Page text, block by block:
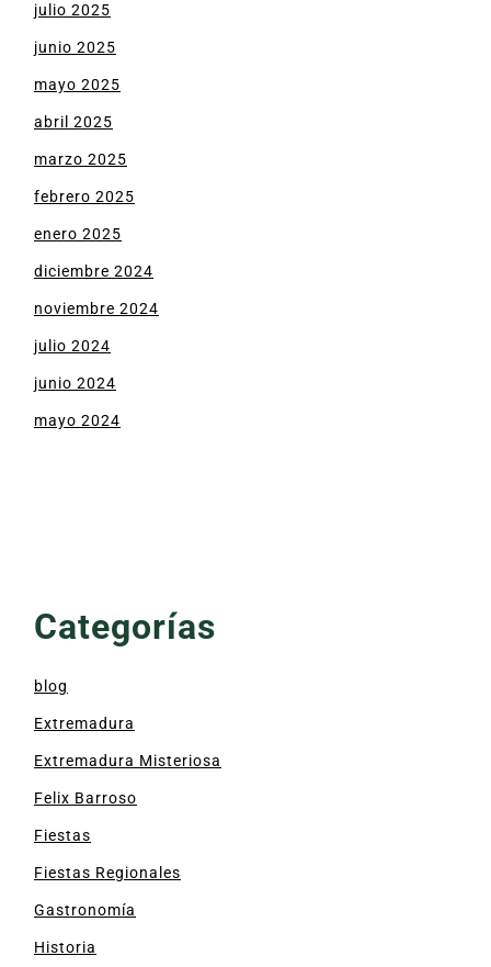
julio 2025
junio 2025
mayo 2025
abril 2025
marzo 2025
febrero 2025
enero 2025
diciembre 2024
noviembre 2024
julio 2024
junio 2024
mayo 2024
Categorías
blog
Extremadura
Extremadura Misteriosa
Felix Barroso
Fiestas
Fiestas Regionales
Gastronomía
Historia